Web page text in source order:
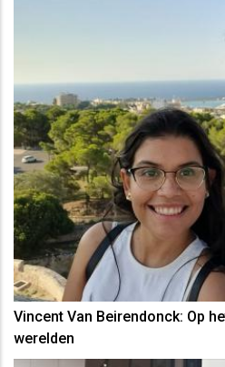
Vincent Van Beirendonck: Op
werelden